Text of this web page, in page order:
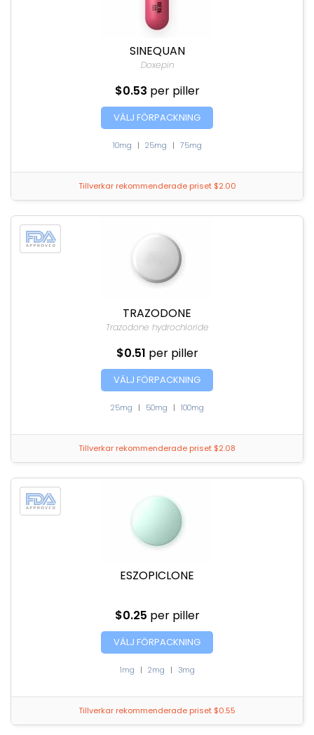
SINEQUAN
Doxepin
$0.53 per piller
VÄLJ FÖRPACKNING
10mg | 25mg | 75mg
Tillverkar rekommenderade priset $2.00
TRAZODONE
Trazodone hydrochloride
$0.51 per piller
VÄLJ FÖRPACKNING
25mg | 50mg | 100mg
Tillverkar rekommenderade priset $2.08
ESZOPICLONE
$0.25 per piller
VÄLJ FÖRPACKNING
1mg | 2mg | 3mg
Tillverkar rekommenderade priset $0.55